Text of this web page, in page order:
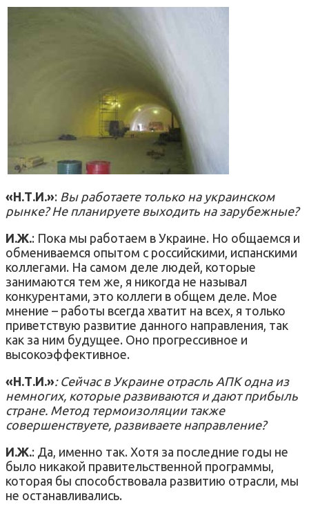
«Н.Т.И.»: Вы работаете только на украинском
рынке? Не планируете выходить на зарубежные?
И.Ж.: Пока мы работаем в Украине. Но общаемся и
обмениваемся опытом с российскими, испанскими
коллегами. На самом деле людей, которые
занимаются тем же, я никогда не называл
конкурентами, это коллеги в общем деле. Мое
мнение – работы всегда хватит на всех, я только
приветствую развитие данного направления, так
как за ним будущее. Оно прогрессивное и
высокоэффективное.
«Н.Т.И.»: Сейчас в Украине отрасль АПК одна из
немногих, которые развиваются и дают прибыль
стране. Метод термоизоляции также
совершенствуете, развиваете направление?
И.Ж.: Да, именно так. Хотя за последние годы не
было никакой правительственной программы,
которая бы способствовала развитию отрасли, мы
не останавливались.